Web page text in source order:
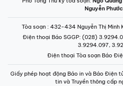
Nguyễn
Tòa soạn : 432-434 Nguyễn Thị Minh
Điện thoại Báo SGGP: (028)
3.9294.097,
Điện thoại Tòa soạn Báo
Giấy phép hoạt động Báo in và Báo Điện
tin và Truyền thông cấp